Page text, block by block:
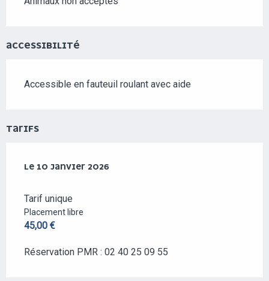
ACCESSIBILITÉ
Accessible en fauteuil roulant avec aide
TARIFS
LE 10 JANVIER 2026
LE 10 JANVIER 2026
Tarif unique
Placement libre
45,00 €
Réservation PMR : 02 40 25 09 55